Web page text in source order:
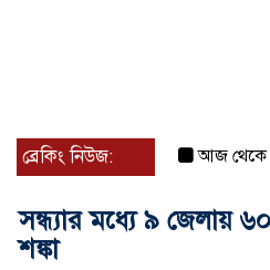
ব্রেকিং নিউজ: আজ থেকে
সন্ধ্যার মধ্যে ৯ জেলায়
শঙ্কা